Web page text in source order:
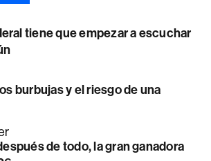
tiene que empezar a escuchar
burbujas y el riesgo de una
de todo, la gran ganadora